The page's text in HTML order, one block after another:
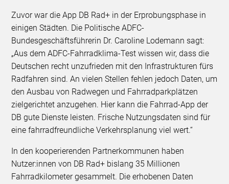
Zuvor war die App DB Rad+ in der Erprobungsphase in
einigen Städten. Die Politische ADFC-
Bundesgeschäftsführerin Dr. Caroline Lodemann sagt:
„Aus dem ADFC-Fahrradklima-Test wissen wir, dass die
Deutschen recht unzufrieden mit den Infrastrukturen fürs
Radfahren sind. An vielen Stellen fehlen jedoch Daten, um
den Ausbau von Radwegen und Fahrradparkplätzen
zielgerichtet anzugehen. Hier kann die Fahrrad-App der
DB gute Dienste leisten. Frische Nutzungsdaten sind für
eine fahrradfreundliche Verkehrsplanung viel wert.“
In den kooperierenden Partnerkommunen haben
Nutzer:innen von DB Rad+ bislang 35 Millionen
Fahrradkilometer gesammelt. Die erhobenen Daten